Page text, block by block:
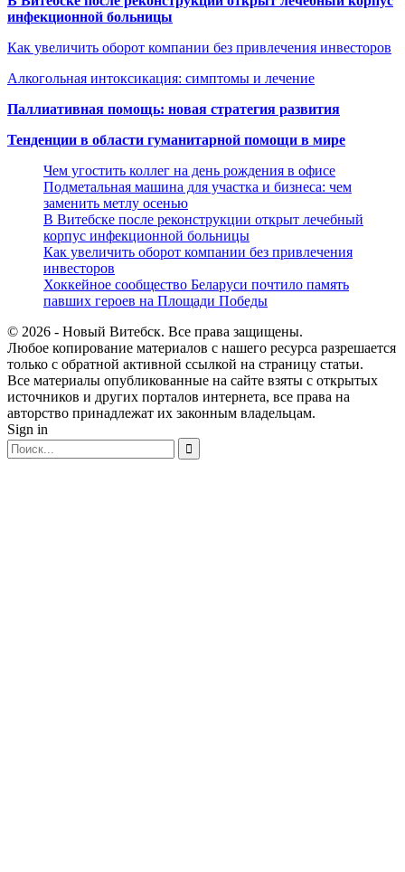
инфекционной больницы
Как увеличить оборот компании без привлечения инвесторов
Алкогольная интоксикация: симптомы и лечение
Паллиативная помощь: новая стратегия развития
Тенденции в области гуманитарной помощи в мире
Чем угостить коллег на день рождения в офисе
Подметальная машина для участка и бизнеса: чем
заменить метлу осенью
В Витебске после реконструкции открыт лечебный
корпус инфекционной больницы
Как увеличить оборот компании без привлечения
инвесторов
Хоккейное сообщество Беларуси почтило память
павших героев на Площади Победы
© 2026 - Новый Витебск. Все права защищены.
Любое копирование материалов с нашего ресурса разрешается
только с обратной активной ссылкой на страницу статьи.
Все материалы опубликованные на сайте взяты с открытых
источников и других порталов интернета, все права на
авторство принадлежат их законным владельцам.
Sign in